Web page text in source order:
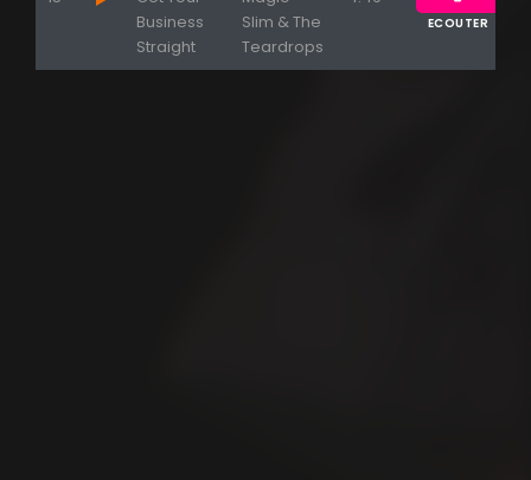
Business
Straight
Slim & The
Teardrops
ECOUTER